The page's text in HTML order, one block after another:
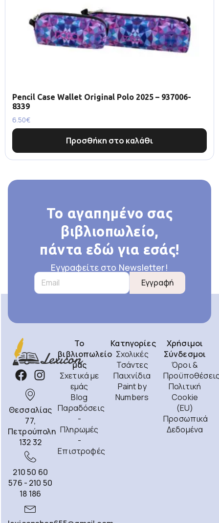
Pencil Case Wallet Original Polo 2025 – 937006-
8339
6.50€
Προσθήκη στο καλάθι
Το αγαπημένο σας
βιβλιοπωλείο,
πάντα εδώ για εσάς!
Εγγραφείτε στο Newsletter!
Εγγραφή
Θεσσαλίας
77,
Πετρούπολη
132 32
210 50 60
576 - 210 50
18 186
Το
βιβλιοπωλείο
μας
Σχετικά με
εμάς
Blog
Παραδόσεις
-
Πληρωμές
-
Επιστροφές
Κατηγορίες
Σχολικές
Τσάντες
Παιχνίδια
Paint by
Numbers
Χρήσιμοι
Σύνδεσμοι
Όροι &
Πολιτική
Cookie
(EU)
Προσωπικά
Δεδομένα